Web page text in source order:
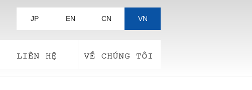
JP EN CN VN